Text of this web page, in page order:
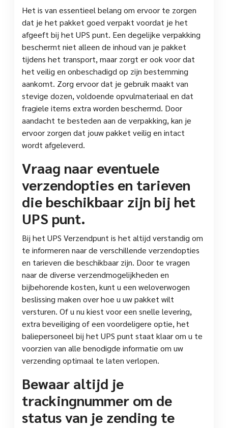
Het is van essentieel belang om ervoor te zorgen
dat je het pakket goed verpakt voordat je het
afgeeft bij het UPS punt. Een degelijke verpakking
beschermt niet alleen de inhoud van je pakket
tijdens het transport, maar zorgt er ook voor dat
het veilig en onbeschadigd op zijn bestemming
aankomt. Zorg ervoor dat je gebruik maakt van
stevige dozen, voldoende opvulmateriaal en dat
fragiele items extra worden beschermd. Door
aandacht te besteden aan de verpakking, kan je
ervoor zorgen dat jouw pakket veilig en intact
wordt afgeleverd.
Vraag naar eventuele
verzendopties en tarieven
die beschikbaar zijn bij het
UPS punt.
Bij het UPS Verzendpunt is het altijd verstandig om
te informeren naar de verschillende verzendopties
en tarieven die beschikbaar zijn. Door te vragen
naar de diverse verzendmogelijkheden en
bijbehorende kosten, kunt u een weloverwogen
beslissing maken over hoe u uw pakket wilt
versturen. Of u nu kiest voor een snelle levering,
extra beveiliging of een voordeligere optie, het
baliepersoneel bij het UPS punt staat klaar om u te
voorzien van alle benodigde informatie om uw
verzending optimaal te laten verlopen.
Bewaar altijd je
trackingnummer om de
status van je zending te